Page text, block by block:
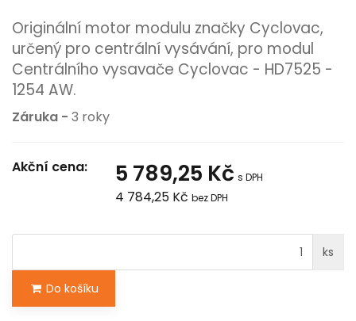
Originální motor modulu značky Cyclovac,
určený pro centrální vysávání, pro modul
Centrálního vysavače Cyclovac - HD7525 -
1254 AW.
Záruka - 3 roky
Akční cena: 5 789,25 Kč s DPH
4 784,25 Kč bez DPH
ks
Do košíku